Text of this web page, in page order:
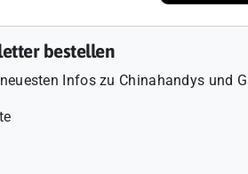
bestellen
Infos zu Chinahandys und